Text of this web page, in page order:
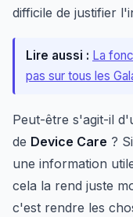
difficile de justifier
Lire aussi : La
pas sur tous les
Peut-être s'agit-il
de Device Care ?
une information
cela la rend juste
c'est rendre les